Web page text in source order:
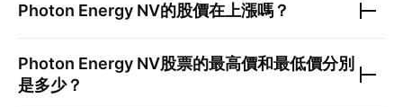
Photon Energy NV的股價在上漲嗎？
Photon Energy NV股票的最高價和最低價分別
是多少？